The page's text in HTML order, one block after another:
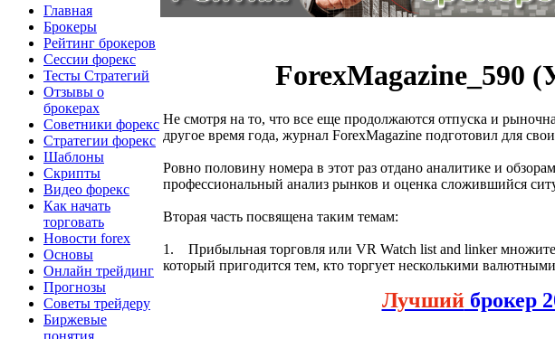
Главная
Брокеры
Рейтинг брокеров
Сессии форекс
Тесты Стратегий
Отзывы о
брокерах
Советники форекс
Стратегии форекс
Шаблоны
Скрипты
Видео форекс
Как начать
торговать
Новости forex
Основы
Онлайн трейдинг
Прогнозы
Советы трейдеру
Биржевые
понятия
ForexMagazine_590
Не смотря на то, что все еще продолжаются отпуска и
другое время года, журнал ForexMagazine подготовил для
Ровно половину номера в этот раз отдано аналитике и
профессиональный анализ рынков и оценка сложившийся
Вторая часть посвящена таким темам:
1. Прибыльная торговля или VR Watch list and linker
который пригодится тем, кто торгует несколькими
Лучшийброкер